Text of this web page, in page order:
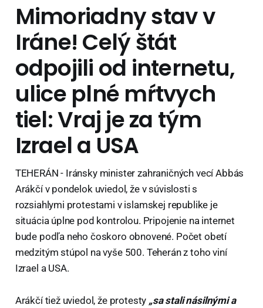
Mimoriadny stav v
Iráne! Celý štát
odpojili od internetu,
ulice plné mŕtvych
tiel: Vraj je za tým
Izrael a USA
TEHERÁN - Iránsky minister zahraničných vecí Abbás
Arákčí v pondelok uviedol, že v súvislosti s
rozsiahlymi protestami v islamskej republike je
situácia úplne pod kontrolou. Pripojenie na internet
bude podľa neho čoskoro obnovené. Počet obetí
medzitým stúpol na vyše 500. Teherán z toho viní
Izrael a USA.
Arákčí tiež uviedol, že protesty „sa stali násilnými a